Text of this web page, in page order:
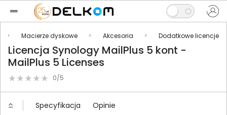
Macierze dyskowe Akcesoria Dodatkowe licencje
Licencja Synology MailPlus 5 kont -
MailPlus 5 Licenses
0/5
Specyfikacja Opinie